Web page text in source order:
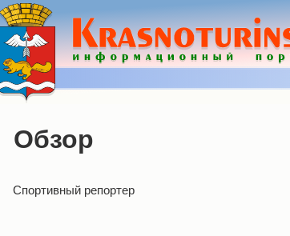
Обзор
Спортивный репортер